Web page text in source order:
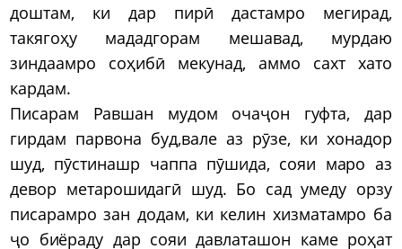
доштам, ки дар пирӣ дастамро мегирад,
такягоҳу мададгорам мешавад, мурдаю
зиндаамро соҳибӣ мекунад, аммо сахт хато
кардам.
Писарам Равшан мудом очаҷон гуфта, дар
гирдам парвона буд,вале аз рӯзе, ки хонадор
шуд, пӯстинашр чаппа пӯшида, сояи маро аз
девор метарошидагӣ шуд. Бо сад умеду орзу
писарамро зан додам, ки келин хизматамро ба
ҷо биёраду дар сояи давлаташон каме роҳат